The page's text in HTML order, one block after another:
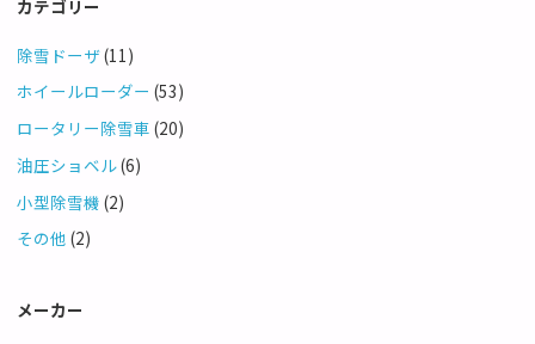
カテゴリー
除雪ドーザ(11)
ホイールローダー (53)
ロータリー除雪車 (20)
油圧ショベル(6)
小型除雪機 (2)
その他 (2)
メーカー